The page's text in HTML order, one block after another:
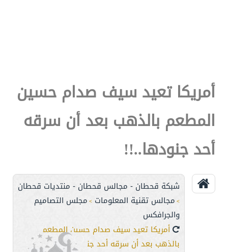
أمريكا تعيد سيف صدام حسين
المطعم بالذهب بعد أن سرقه
أحد جنودها..!!
شبكة قحطان - مجالس قحطان - منتديات قحطان
> مجالس تقنية المعلومات > مجلس التصاميم
والجرافكس
أمريكا تعيد سيف صدام حسين المطعم
بالذهب بعد أن سرقه أحد جنودها..!!